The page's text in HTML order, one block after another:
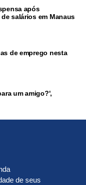
após
salários em Manaus
de emprego nesta
um amigo?',
de seus